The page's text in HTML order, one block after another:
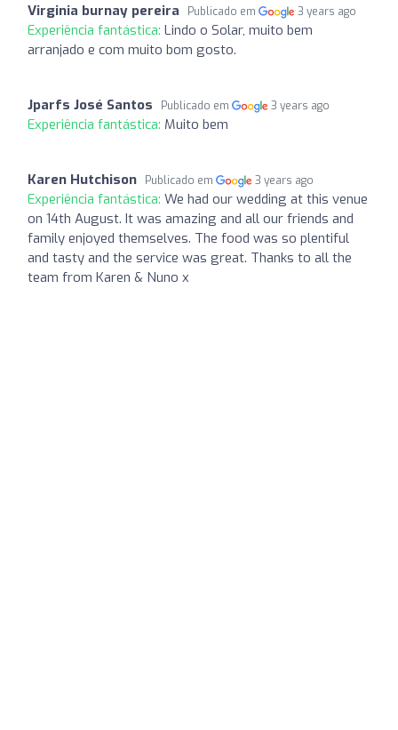
Virginia burnay pereira Publicado em 3 years ago
Experiência fantástica: Lindo o Solar, muito bem
arranjado e com muito bom gosto.
Jparfs José Santos Publicado em 3 years ago
Experiência fantástica: Muito bem
Karen Hutchison Publicado em 3 years ago
Experiência fantástica: We had our wedding at this venue
on 14th August. It was amazing and all our friends and
family enjoyed themselves. The food was so plentiful
and tasty and the service was great. Thanks to all the
team from Karen & Nuno x